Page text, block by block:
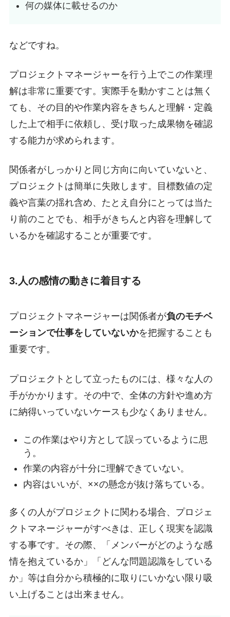
何の媒体に載せるのか
などですね。
プロジェクトマネージャーを行う上でこの作業理
解は非常に重要です。実際手を動かすことは無く
ても、その目的や作業内容をきちんと理解・定義
した上で相手に依頼し、受け取った成果物を確認
する能力が求められます。
関係者がしっかりと同じ方向に向いていないと、
プロジェクトは簡単に失敗します。目標数値の定
義や言葉の揺れ含め、たとえ自分にとっては当た
り前のことでも、相手がきちんと内容を理解して
いるかを確認することが重要です。
3.人の感情の動きに着目する
プロジェクトマネージャーは関係者が負のモチベ
ーションで仕事をしていないかを把握することも
重要です。
プロジェクトとして立ったものには、様々な人の
手がかかります。その中で、全体の方針や進め方
に納得いっていないケースも少なくありません。
この作業はやり方として誤っているように思
う。
作業の内容が十分に理解できていない。
内容はいいが、××の懸念が抜け落ちている。
多くの人がプロジェクトに関わる場合、プロジェ
クトマネージャーがすべきは、正しく現実を認識
する事です。その際、「メンバーがどのような感
情を抱えているか」「どんな問題認識をしている
か」等は自分から積極的に取りにいかない限り吸
い上げることは出来ません。